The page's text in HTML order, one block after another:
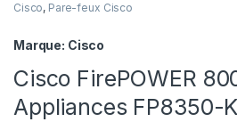
Cisco, Pare-feux Cisco
Marque: Cisco
Cisco FirePOWER
Appliances FP8350-